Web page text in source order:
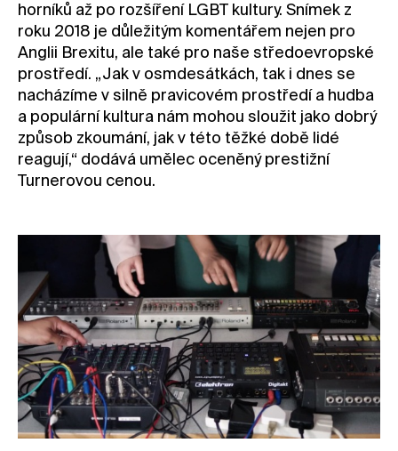
horníků až po rozšíření LGBT kultury. Snímek z
roku 2018 je důležitým komentářem nejen pro
Anglii Brexitu, ale také pro naše středoevropské
prostředí. „Jak v osmdesátkách, tak i dnes se
nacházíme v silně pravicovém prostředí a hudba
a populární kultura nám mohou sloužit jako dobrý
způsob zkoumání, jak v této těžké době lidé
reagují,“ dodává umělec oceněný prestižní
Turnerovou cenou.